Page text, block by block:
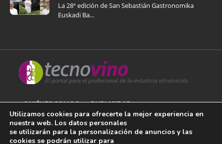
La 28ª edición de San Sebastián Gastronomika
Euskadi Ba...
QUIÉNES SOMOS PUBLICIDAD
AVISO LEGAL
Utilizamos cookies para ofrecerte la mejor experiencia en
nuestra web. Los datos personales
se utilizarán para la personalización de anuncios y las
cookies se podrán utilizar para